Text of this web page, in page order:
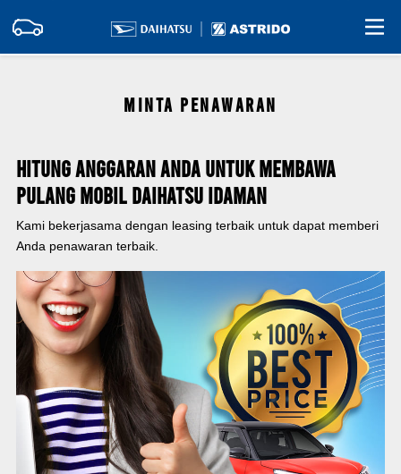
MINTA PENAWARAN
Hitung Anggaran Anda Untuk Membawa
Pulang Mobil Daihatsu Idaman
Kami bekerjasama dengan leasing terbaik untuk dapat memberi
Anda penawaran terbaik.